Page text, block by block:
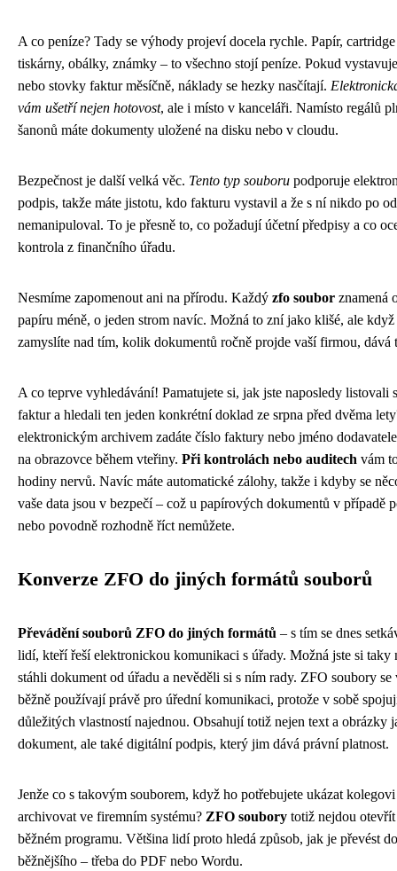
A co peníze? Tady se výhody projeví docela rychle. Papír,
tiskárny, obálky, známky – to všechno stojí peníze. Pokud
nebo stovky faktur měsíčně, náklady se hezky nasčítají.
vám ušetří nejen hotovost, ale i místo v kanceláři. Namísto regálů
šanonů máte dokumenty uložené na disku nebo v cloudu.
Bezpečnost je další velká věc. Tento typ souboru podporuje
podpis, takže máte jistotu, kdo fakturu vystavil a že s ní nikdo po
nemanipuloval. To je přesně to, co požadují účetní předpisy a co
kontrola z finančního úřadu.
Nesmíme zapomenout ani na přírodu. Každý zfo soubor znamená
papíru méně, o jeden strom navíc. Možná to zní jako klišé, ale když
zamyslíte nad tím, kolik dokumentů ročně projde vaší firmou, dává
A co teprve vyhledávání! Pamatujete si, jak jste naposledy listovali
faktur a hledali ten jeden konkrétní doklad ze srpna před dvěma
elektronickým archivem zadáte číslo faktury nebo jméno
na obrazovce během vteřiny. Při kontrolách nebo auditech vám
hodiny nervů. Navíc máte automatické zálohy, takže i kdyby se
vaše data jsou v bezpečí – což u papírových dokumentů v případě
nebo povodně rozhodně říct nemůžete.
Konverze ZFO do jiných formátů souborů
Převádění souborů ZFO do jiných formátů – s tím se dnes
lidí, kteří řeší elektronickou komunikaci s úřady. Možná jste si taky
stáhli dokument od úřadu a nevěděli si s ním rady. ZFO soubory se
běžně používají právě pro úřední komunikaci, protože v sobě
důležitých vlastností najednou. Obsahují totiž nejen text a obrázky
dokument, ale také digitální podpis, který jim dává právní platnost.
Jenže co s takovým souborem, když ho potřebujete ukázat
archivovat ve firemním systému? ZFO soubory totiž nejdou
běžném programu. Většina lidí proto hledá způsob, jak je převést
běžnějšího – třeba do PDF nebo Wordu.